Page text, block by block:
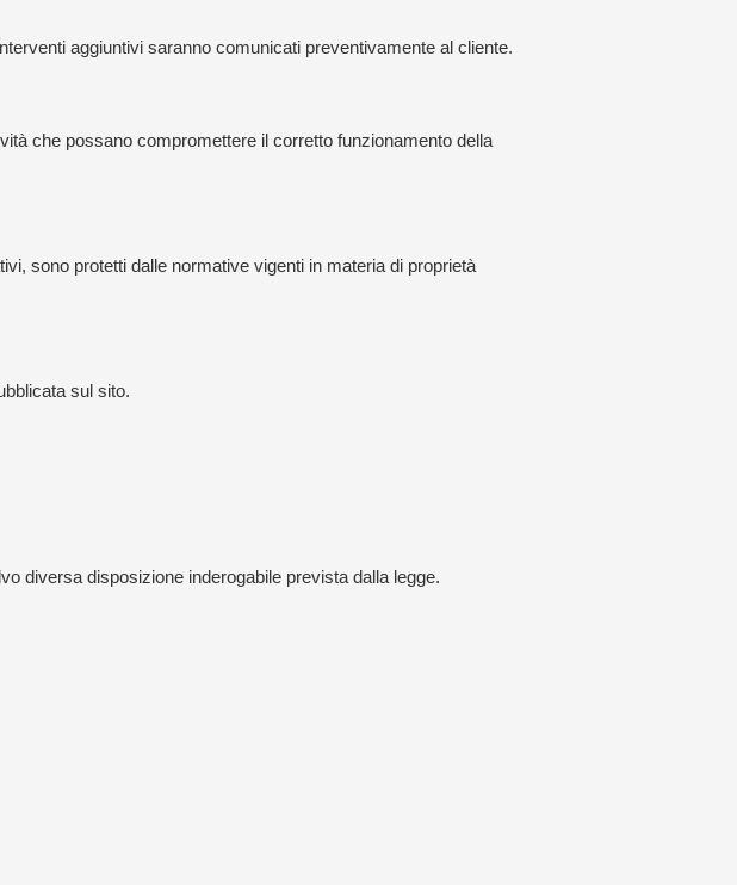
aggiuntivi saranno comunicati preventivamente al cliente.
che possano compromettere il corretto funzionamento della
sono protetti dalle normative vigenti in materia di proprietà
sul sito.
diversa disposizione inderogabile prevista dalla legge.